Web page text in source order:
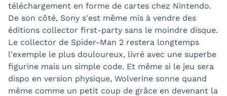
téléchargement en forme de cartes chez Nintendo.
De son côté, Sony s'est même mis à vendre des
éditions collector first-party sans le moindre disque.
Le collector de Spider-Man 2 restera longtemps
l'exemple le plus douloureux, livré avec une superbe
figurine mais un simple code. Et même si le jeu sera
dispo en version physique, Wolverine sonne quand
même comme un petit coup de grâce en devenant la